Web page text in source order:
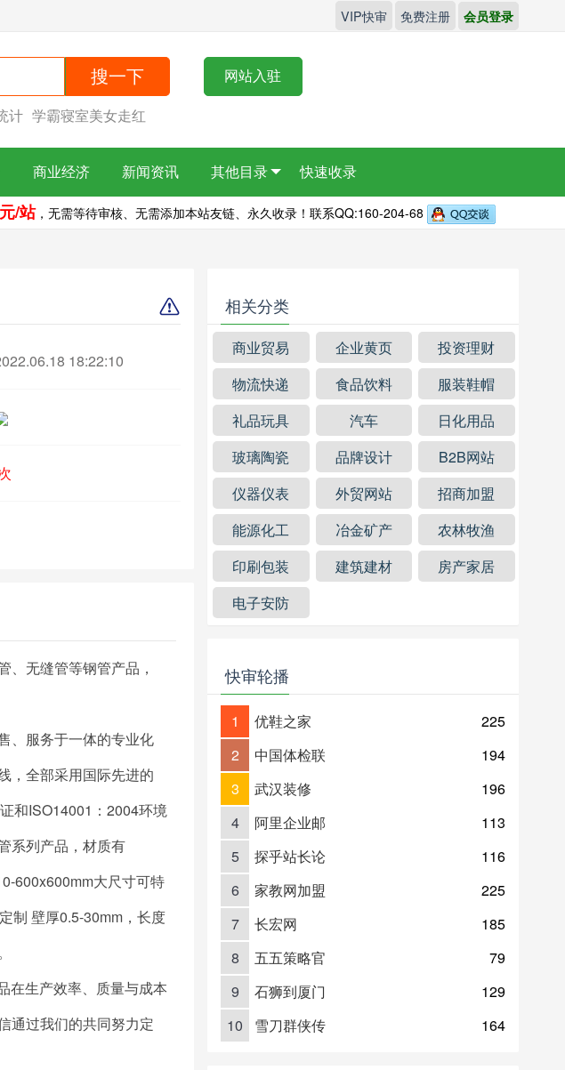
VIP快审 免费注册 会员登录
搜一下 网站入驻
计 学霸寝室美女走红
商业经济 新闻资讯 其他目录 快速收录
/站，无需等待审核、无需添加本站友链、永久收录！联系QQ:160-204-68
18:22:10
、无缝管等钢管产品，
、服务于一体的专业化
，全部采用国际先进的
和ISO14001：2004环境
系列产品，材质有
600x600mm大尺寸可特
制 壁厚0.5-30mm，长度
在生产效率、质量与成本
通过我们的共同努力定
相关分类
商业贸易 企业黄页
投资理财
物流快递
食品饮料
服装鞋帽
礼品玩具
汽车
日化用品
玻璃陶瓷
品牌设计
B2B网站
仪器仪表
外贸网站
招商加盟
能源化工
冶金矿产
农林牧渔
印刷包装
建筑建材
房产家居
电子安防
快审轮播
1 优鞋之家
225
2
中国体检联
194
3
武汉装修
196
4
阿里企业邮
113
5
探乎站长论
116
6
家教网加盟
225
7
长宏网
185
8
五五策略官
79
9
石狮到厦门
129
10
雪刀群侠传 164